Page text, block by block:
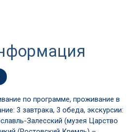
по программе, проживание в
3 завтрака, 3 обеда, экскурсии:
Залесский (музея Царство